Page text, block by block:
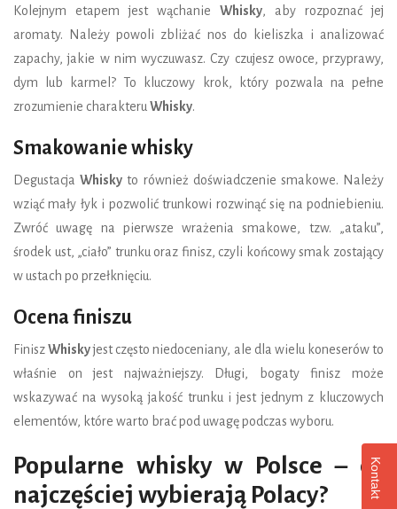
Kolejnym etapem jest wąchanie Whisky, aby rozpoznać jej
aromaty. Należy powoli zbliżać nos do kieliszka i analizować
zapachy, jakie w nim wyczuwasz. Czy czujesz owoce, przyprawy,
dym lub karmel? To kluczowy krok, który pozwala na pełne
zrozumienie charakteru Whisky.
Smakowanie whisky
DegustacjaWhisky to również doświadczenie smakowe. Należy
wziąć mały łyk i pozwolić trunkowi rozwinąć się na podniebieniu.
Zwróć uwagę na pierwsze wrażenia smakowe, tzw. „ataku”,
środek ust, „ciało” trunku oraz finisz, czyli końcowy smak zostający
w ustach po przełknięciu.
Ocena finiszu
FiniszWhiskyjest często niedoceniany, ale dla wielu koneserów to
właśnie on jest najważniejszy. Długi, bogaty finisz może
wskazywać na wysoką jakość trunku i jest jednym z kluczowych
elementów, które warto brać pod uwagę podczas wyboru.
Popularne whisky w Polsce – co
najczęściej wybierają Polacy?
Kontakt